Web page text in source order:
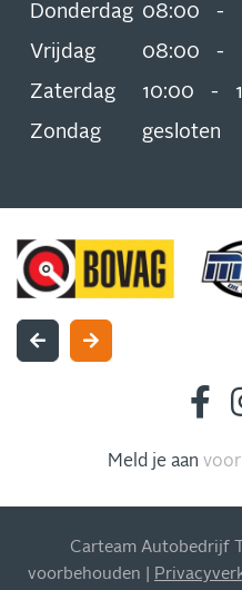
Donderdag 08:00 -
Vrijdag
08:00 -
Zaterdag
10:00 -
Zondag
gesloten
Meld je aan
Blijf op de hoogte van al
Carteam Autobedrijf
voorbehouden |